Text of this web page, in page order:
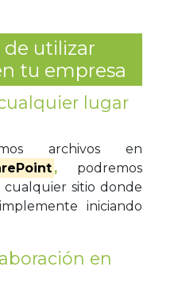
de utilizar
tu empresa
lugar
archivos en
,podremos
cualquier sitio donde
iniciando
en